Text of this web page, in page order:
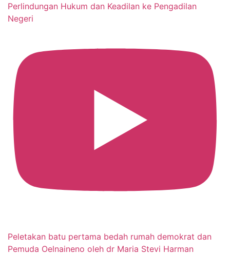
Perlindungan Hukum dan Keadilan ke Pengadilan
Negeri
Peletakan batu pertama bedah rumah demokrat dan
Pemuda Oelnaineno oleh dr Maria Stevi Harman